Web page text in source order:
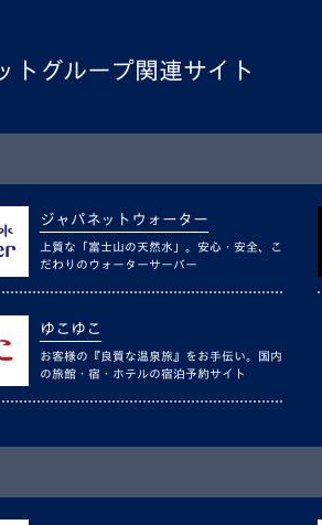
トグループ関連サイト
ジャパネットウォーター
上質な「富士山の天然水」。安心・安全、こ
だわりのウォーターサーバー
ゆこゆこ
お客様の『良質な温泉旅』をお手伝い。国内
の旅館・宿・ホテルの宿泊予約サイト